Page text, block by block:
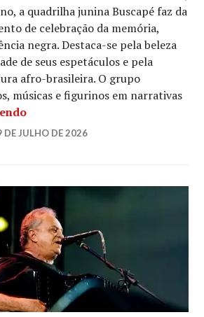
a quadrilha junina Buscapé faz da
de celebração da memória,
negra. Destaca-se pela beleza
de seus espetáculos e pela
afro-brasileira. O grupo
músicas e figurinos em narrativas
Buscapé: a quadrilha junina
DE JULHO DE 2026